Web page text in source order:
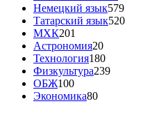
Немецкий язык579
Татарский язык520
МХК201
Астрономия20
Технология180
Физкультура239
ОБЖ100
Экономика80